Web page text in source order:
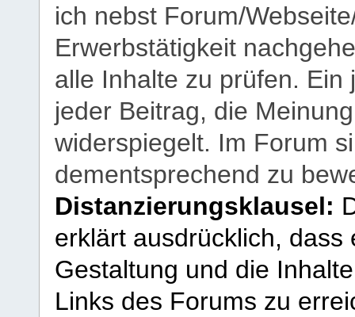
ich nebst Forum/
Erwerbstätigkeit
alle Inhalte zu prüfen.
jeder Beitrag, die
widerspiegelt. Im Forum
dementsprechend zu
Distanzierungsklausel:
erklärt ausdrücklich,
Gestaltung und die
Links des Forums zu